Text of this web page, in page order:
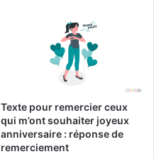
Texte pour remercier ceux
qui m’ont souhaiter joyeux
anniversaire : réponse de
remerciement